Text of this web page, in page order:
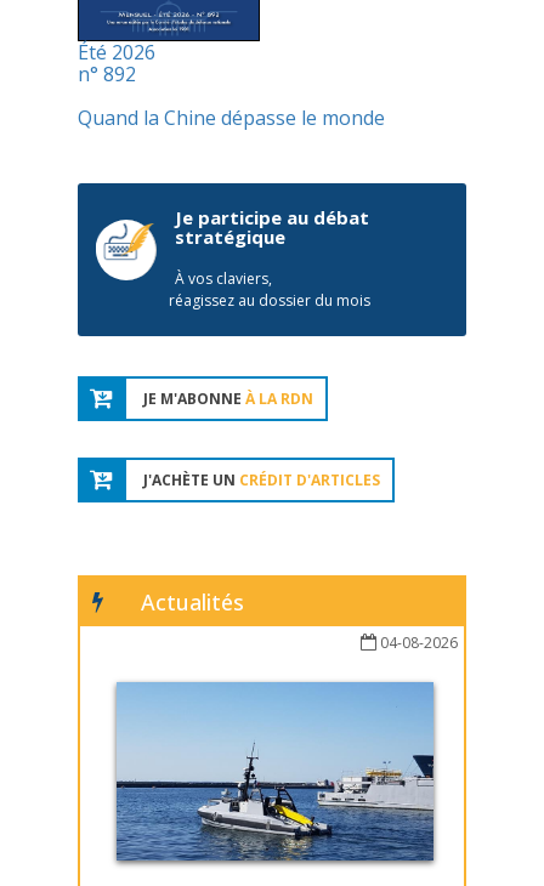
Été 2026
n° 892
Quand la Chine dépasse le monde
Je participe au débat
stratégique
À vos claviers,
réagissez au dossier du mois
JE M'ABONNE À LA RDN
J'ACHÈTE UN CRÉDIT D'ARTICLES
Actualités
04-08-2026